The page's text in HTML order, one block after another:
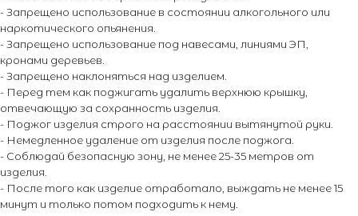
- Запрещено использование в состоянии алкогольного или
наркотического опьянения.
- Запрещено использование под навесами, линиями ЭП,
кронами деревьев.
- Запрещено наклоняться над изделием.
- Перед тем как поджигать удалить верхнюю крышку,
отвечающую за сохранность изделия.
- Поджог изделия строго на расстоянии вытянутой руки.
- Немедленное удаление от изделия после поджога.
- Соблюдай безопасную зону, не менее 25-35 метров от
изделия.
- После того как изделие отработало, выждать не менее 15
минут и только потом подходить к нему.
О магазине
О компании
Контакты
Поставщики
Новости
Покупателям
Каталог эффектов
Оплата и доставка